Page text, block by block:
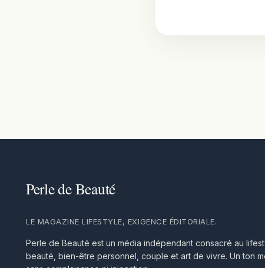
LE MAGAZINE LIFESTYLE, EXIGENCE ÉDITORIALE.
Perle de Beauté est un média indépendant consacré au
beauté, bien-être personnel, couple et art de vivre. Un ton